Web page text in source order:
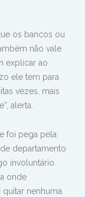
os bancos ou
não vale
explicar ao
ele tem para
vezes, mais
alerta.
foi pega pela
departamento
involuntário.
onde
nenhuma